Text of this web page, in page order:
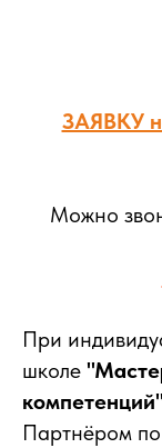
ЗАЯВКУ
Можно
При
школе
компетенций"
Партнёром